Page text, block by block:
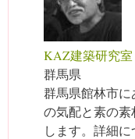
KAZ建築研究
群馬県
群馬県館林市
の気配と素の
します。詳細